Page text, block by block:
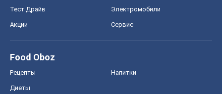
Тест Драйв Электромобили
Акции Сервис
Food Oboz
Рецепты Напитки
Диеты